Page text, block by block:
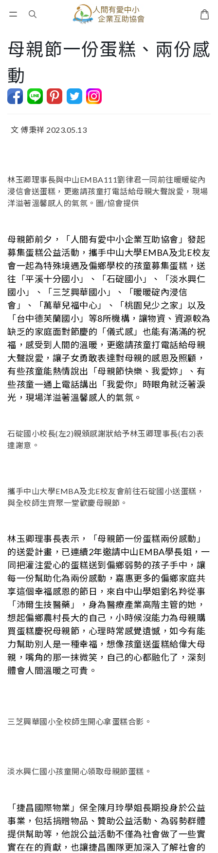
母親節一份蛋糕、兩份感
動
文 傅秉祥 2023.05.13
林玉卿理事長與中山EMBA111劉律君一同前往暖暖碇內
浸信會送蛋糕，更邀請孩童打電話給母親大聲說愛，現場
洋溢著溫馨感人的氣氛。圖/協會提供
母親節前夕，「人間有愛中小企業互助協會」發起
募集蛋糕公益活動，攜手中山大學EMBA及北E校友
會一起為特殊境遇及偏鄉學校的孩童募集蛋糕，送
往「平溪十分國小」、「石碇國小」、「淡水興仁
國小」、「三芝興華國小」、「暖暖碇內浸信
會」、「萬華兒福中心」、「桃園兒少之家」以及
「台中德芙蘭國小」等8所機構，讓物資、資源較為
缺乏的家庭面對節慶的「儀式感」也能有滿滿的祝
福，感受到人間的溫暖，更邀請孩童打電話給母親
大聲說愛，讓子女勇敢表達對母親的感恩及照顧，
有些孩童能熱情說出「母親節快樂、我愛妳」、有
些孩童一通上電話講出「我愛你」時眼角就泛著淚
光，現場洋溢著溫馨感人的氣氛。
石碇國小校長(左2)親頒感謝狀給予林玉卿理事長(右2)表
達謝意。
攜手中山大學EMBA及北E校友會前往石碇國小送蛋糕，
與全校師生齊聚一堂歡慶母親節。
林玉卿理事長表示，「母親節一份蛋糕兩份感動」
的送愛計畫，已連續2年邀請中山EMBA學長姐，一
同把灌注愛心的蛋糕送到偏鄉弱勢的孩子手中，讓
每一份幫助化為兩份感動，嘉惠更多的偏鄉家庭共
享這個幸福感恩的節日，來自中山學姐劉名羚從事
「沛爾生技醫藥」，身為醫療產業高階主管的她，
想起偏鄉農村長大的自己，小時候沒能力為母親購
買蛋糕慶祝母親節，心理時常感覺遺憾，如今有能
力幫助別人是一種幸福，想像孩童送蛋糕給偉大母
親，嘴角的那一抹微笑，自己的心都融化了，深刻
體會人間溫暖之可貴。
三芝興華國小全校師生開心拿蛋糕合影。
淡水興仁國小孩童開心領取母親節蛋糕。
「捷昌國際物業」保全陳月玲學姐長期投身於公益
事業，包括捐贈物品、贊助公益活動、為弱勢群體
提供幫助等，他說公益活動不僅為社會做了一些實
實在在的貢獻，也讓捷昌團隊更加深入了解社會的